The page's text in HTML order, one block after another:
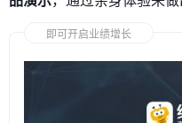
即可开启业绩增长